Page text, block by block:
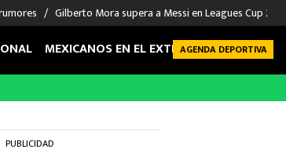
Gilberto Mora supera a Messi en Leagues Cup
MEXICANOS EN EL EXTRANJERO FUTBOL
AGENDA DEPORTIVA
PUBLICIDAD